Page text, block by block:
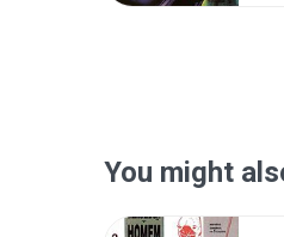
You might